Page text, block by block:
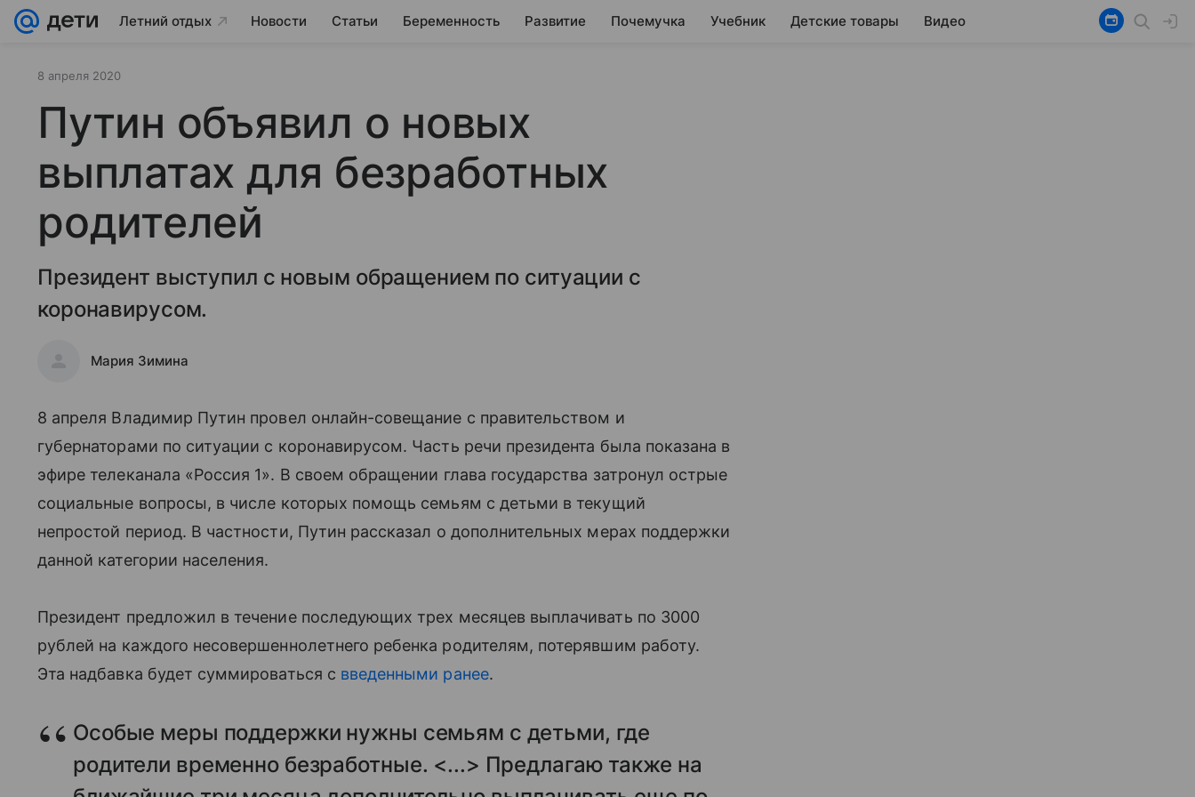
Летний отдых Новости Статьи Беременность Развитие Почемучка Учебник Детские товары Видео
8 апреля 2020
Путин объявил о новых
выплатах для безработных
родителей
Президент выступил с новым обращением по ситуации с
коронавирусом.
Мария Зимина
8 апреля Владимир Путин провел онлайн-совещание с правительством и
губернаторами по ситуации с коронавирусом. Часть речи президента была показана в
эфире телеканала «Россия 1». В своем обращении глава государства затронул острые
социальные вопросы, в числе которых помощь семьям с детьми в текущий
непростой период. В частности, Путин рассказал о дополнительных мерах поддержки
данной категории населения.
Президент предложил в течение последующих трех месяцев выплачивать по 3000
рублей на каждого несовершеннолетнего ребенка родителям, потерявшим работу.
Эта надбавка будет суммироваться с введенными ранее.
Особые меры поддержки нужны семьям с детьми, где
родители временно безработные. <...> Предлагаю также на